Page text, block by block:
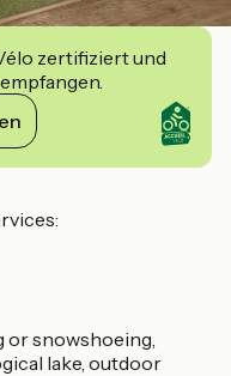
zertifiziert und
or snowshoeing,
lake, outdoor